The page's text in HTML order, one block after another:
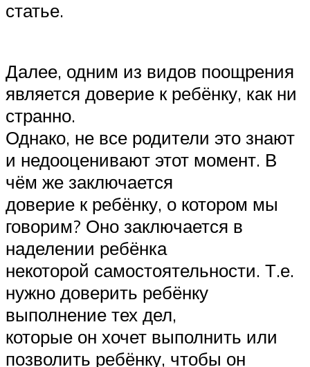
статье.
Далее, одним из видов поощрения
является доверие к ребёнку, как ни
странно.
Однако, не все родители это знают
и недооценивают этот момент. В
чём же заключается
доверие к ребёнку, о котором мы
говорим? Оно заключается в
наделении ребёнка
некоторой самостоятельности. Т.е.
нужно доверить ребёнку
выполнение тех дел,
которые он хочет выполнить или
позволить ребёнку, чтобы он